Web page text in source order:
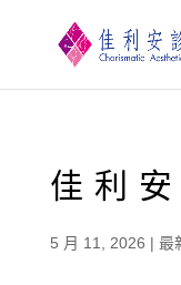
佳利
5 月 11, 2026 | 最